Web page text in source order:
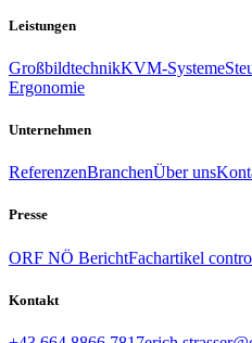
Leistungen
GroßbildtechnikKVM-Systeme
Ergonomie
Unternehmen
ReferenzenBranchenÜber uns
Presse
ORF NÖ BerichtFachartikel
Kontakt